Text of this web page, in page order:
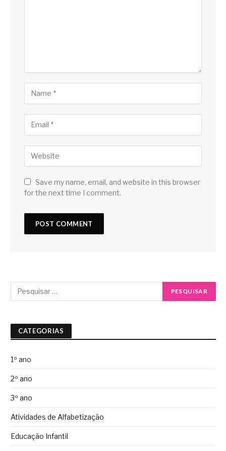
Save my name, email, and website in this browser
for the next time I comment.
CATEGORIAS
1º ano
2º ano
3º ano
Atividades de Alfabetização
Educação Infantil